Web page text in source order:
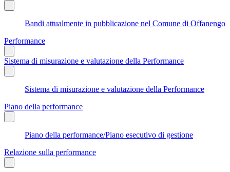
Bandi attualmente in pubblicazione nel Comune di Offanengo
Performance
Sistema di misurazione e valutazione della Performance
Sistema di misurazione e valutazione della Performance
Piano della performance
Piano della performance/Piano esecutivo di gestione
Relazione sulla performance